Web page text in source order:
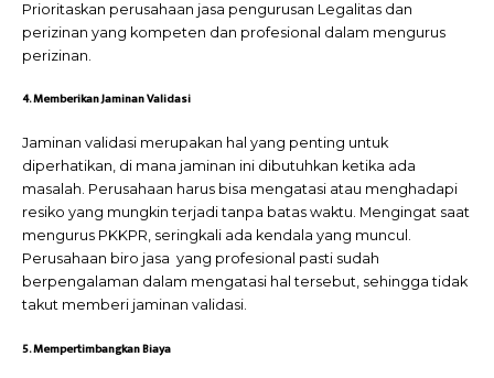
Prioritaskan perusahaan jasa pengurusan Legalitas dan
perizinan yang kompeten dan profesional dalam mengurus
perizinan.
4. Memberikan Jaminan Validasi
Jaminan validasi merupakan hal yang penting untuk
diperhatikan, di mana jaminan ini dibutuhkan ketika ada
masalah. Perusahaan harus bisa mengatasi atau menghadapi
resiko yang mungkin terjadi tanpa batas waktu. Mengingat saat
mengurus PKKPR, seringkali ada kendala yang muncul.
Perusahaan biro jasa yang profesional pasti sudah
berpengalaman dalam mengatasi hal tersebut, sehingga tidak
takut memberi jaminan validasi.
5. Mempertimbangkan Biaya